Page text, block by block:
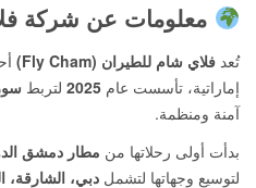
معلومات عن شركة
تُعد فلاي شام للطيران (Fly Cham)
إماراتية، تأسست عام 2025 لتربط
آمنة ومنظمة.
بدأت أولى رحلاتها من مطار دمشق
لتوسيع وجهاتها لتشمل دبي، الشارقة،